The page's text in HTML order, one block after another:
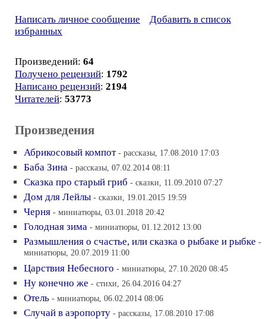
Написать личное сообщение
Добавить в список
избранных
Произведений: 64
Получено рецензий: 1792
Написано рецензий: 2194
Читателей: 53773
Произведения
Абрикосовый компот - рассказы, 17.08.2010 17:03
Баба Зина - рассказы, 07.02.2014 08:11
Cказка про старый гриб - сказки, 11.09.2010 07:27
Дом для Лейлы - сказки, 19.01.2015 19:59
Черня - миниатюры, 03.01.2018 20:42
Голодная зима - миниатюры, 01.12.2012 13:00
Размышления о счастье, или сказка о рыбаке и рыбке -
миниатюры, 20.07.2019 11:00
Царствия Небесного - миниатюры, 27.10.2020 08:45
Ну конечно же - стихи, 26.04.2016 04:27
Отель - миниатюры, 06.02.2014 08:06
Cлучай в аэропорту - рассказы, 17.08.2010 17:08